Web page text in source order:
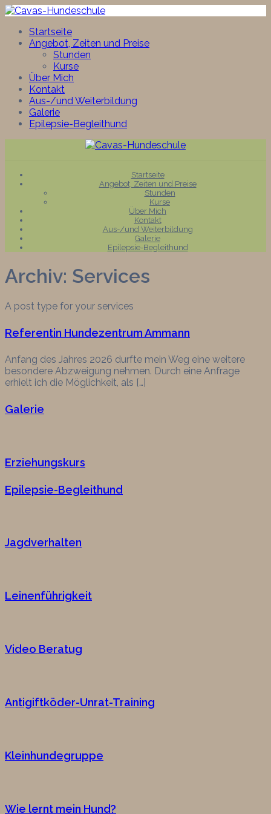
Startseite
Angebot, Zeiten und Preise
Stunden
Kurse
Über Mich
Kontakt
Aus-/und Weiterbildung
Galerie
Epilepsie-Begleithund
Startseite
Angebot, Zeiten und Preise
Stunden
Kurse
Über Mich
Kontakt
Aus-/und Weiterbildung
Galerie
Epilepsie-Begleithund
Archiv: Services
A post type for your services
Referentin Hundezentrum Ammann
Anfang des Jahres 2026 durfte mein Weg eine weitere
besondere Abzweigung nehmen. Durch eine Anfrage
erhielt ich die Möglichkeit, als […]
Galerie
Erziehungskurs
Epilepsie-Begleithund
Jagdverhalten
Leinenführigkeit
Video Beratug
Antigiftköder-Unrat-Training
Kleinhundegruppe
Wie lernt mein Hund?